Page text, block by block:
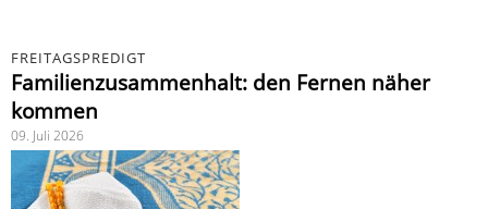
FREITAGSPREDIGT
Familienzusammenhalt: den Fernen näher
kommen
09. Juli 2026